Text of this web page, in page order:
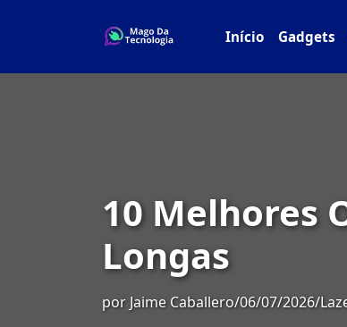
Início Gadgets
10 Melhores
Longas
por Jaime Caballero/06/07/2026/